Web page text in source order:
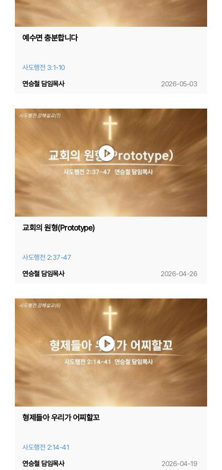
예수면 충분합니다
사도행전 3:1-10
2026-05-03
연승철 담임목사
교회의 원형(Prototype)
사도행전 2:37-47
2026-04-26
연승철 담임목사
형제들아 우리가 어찌할꼬
사도행전 2:14-41
2026-04-19
연승철 담임목사